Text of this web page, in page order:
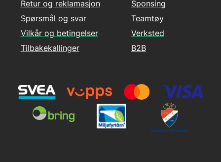
Retur og reklamasjon
Spørsmål og svar
Vilkår og betingelser
Tilbakekallinger
Sponsing
Teamtøy
Verksted
B2B